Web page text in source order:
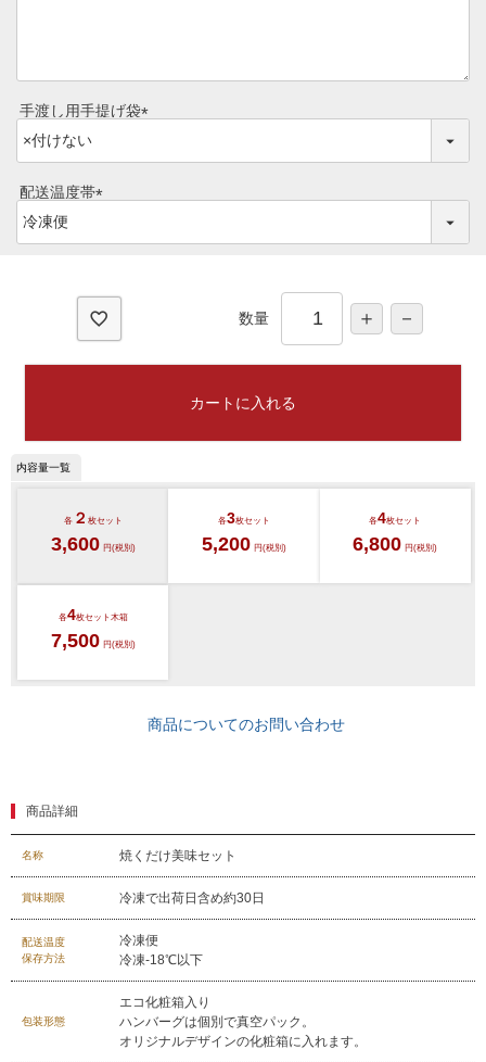
029-254-2441
受付：9:00～17:30(日曜日を除く)
手渡し用手提げ袋
必
配送温度帯
必
数量
カートに入れる
各２ 枚セット
3,600 円(税別)
各3枚セット
5,200 円(税別)
各4枚セット
6,800 円(税別)
各4枚セット木箱
7,500 円(税別)
商品についてのお問い合わせ
商品詳細
名称 焼くだけ美味セット
賞味期限 冷凍で出荷日含め約30日
配送温度
保存方法
冷凍便
冷凍-18℃以下
包装形態
エコ化粧箱入り
ハンバーグは個別で真空パック。
オリジナルデザインの化粧箱に入れます。